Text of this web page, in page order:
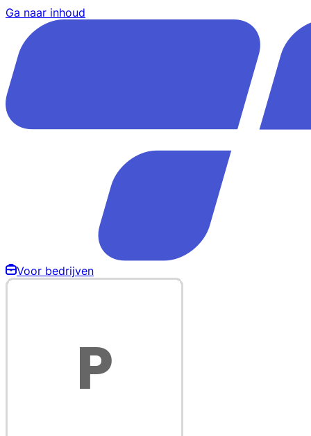
Ga naar inhoud
Voor bedrijven